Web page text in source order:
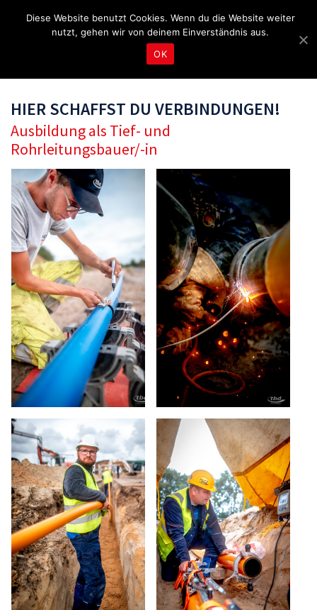
HIER SCHAFFST DU VERBINDUNGEN!
Ausbildung als Tief- und
Rohrleitungsbauer/-in
Diese Website benutzt Cookies. Wenn du die Website weiter
nutzt, gehen wir von deinem Einverständnis aus.
OK